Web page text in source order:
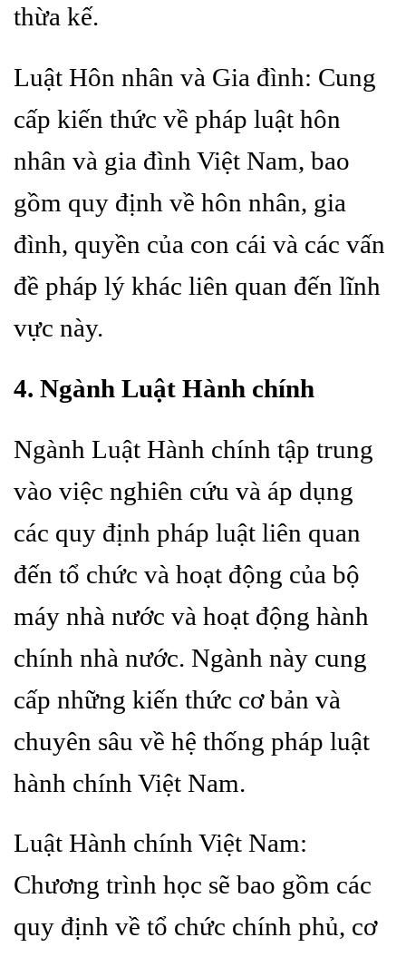
thừa kế.
Luật Hôn nhân và Gia đình: Cung
cấp kiến thức về pháp luật hôn
nhân và gia đình Việt Nam, bao
gồm quy định về hôn nhân, gia
đình, quyền của con cái và các vấn
đề pháp lý khác liên quan đến lĩnh
vực này.
4. Ngành Luật Hành chính
Ngành Luật Hành chính tập trung
vào việc nghiên cứu và áp dụng
các quy định pháp luật liên quan
đến tổ chức và hoạt động của bộ
máy nhà nước và hoạt động hành
chính nhà nước. Ngành này cung
cấp những kiến thức cơ bản và
chuyên sâu về hệ thống pháp luật
hành chính Việt Nam.
Luật Hành chính Việt Nam:
Chương trình học sẽ bao gồm các
quy định về tổ chức chính phủ, cơ